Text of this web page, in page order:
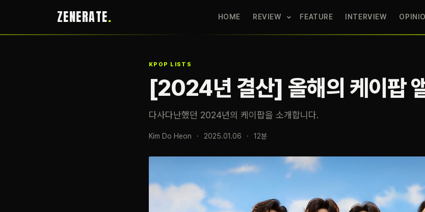
ZENERATE HOME REVIEW FEATURE INTERVIEW
KPOP /LISTS
[2024년 결산] 올해의 케이팝
다사다난했던 2024년의 케이팝을 소개합니다.
Kim Do Heon · 2025.01.06 · 12분